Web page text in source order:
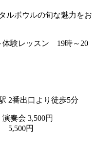
ルボウルの旬な魅力をお
体験レッスン 19時～20
2番出口より徒歩5分
奏会 3,500円
5,500円